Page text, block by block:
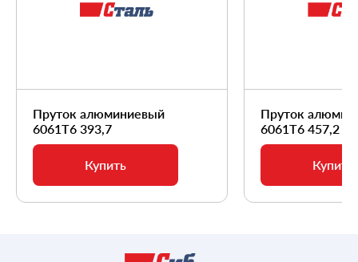
Пруток алюминиевый
6061Т6 393,7
Купить
Пруток
6061Т6 457,2
Купить